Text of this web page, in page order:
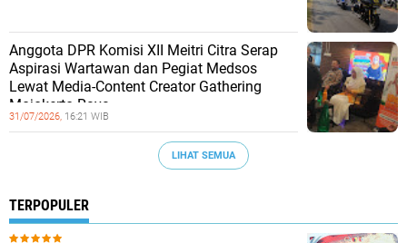
Anggota DPR Komisi XII Meitri Citra Serap
Aspirasi Wartawan dan Pegiat Medsos
Lewat Media-Content Creator Gathering
Mojokerto Raya
31/07/2026, 16:21 WIB
LIHAT SEMUA
TERPOPULER